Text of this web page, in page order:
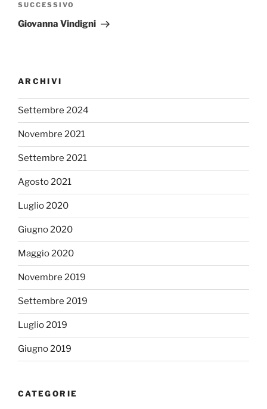
Articolo
successivo
SUCCESSIVO
Giovanna Vindigni
ARCHIVI
Settembre 2024
Novembre 2021
Settembre 2021
Agosto 2021
Luglio 2020
Giugno 2020
Maggio 2020
Novembre 2019
Settembre 2019
Luglio 2019
Giugno 2019
CATEGORIE